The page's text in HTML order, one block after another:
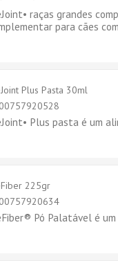
raças grandes
para cães
Plus Pasta 30ml
Plus pasta é um
225gr
Pó Palatável é